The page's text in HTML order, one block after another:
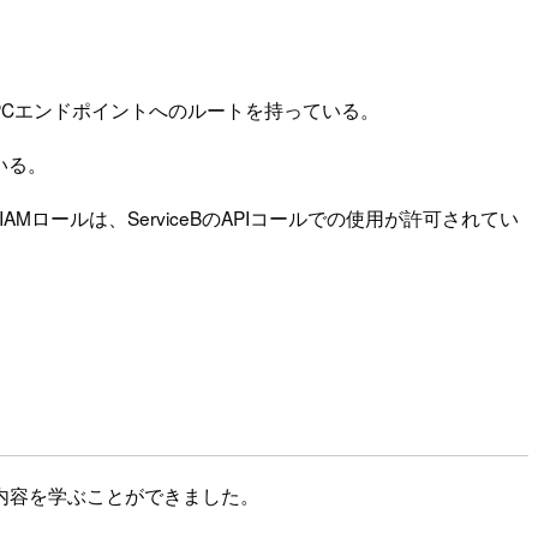
ンドポイントへのルートを持っている。
。
ロールは、ServiceBのAPIコールでの使用が許可されてい
を学ぶことができました。